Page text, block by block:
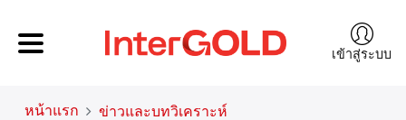
เข้าสู่ระบบ
หน้าแรก
ข่าวและบทวิเคราะห์